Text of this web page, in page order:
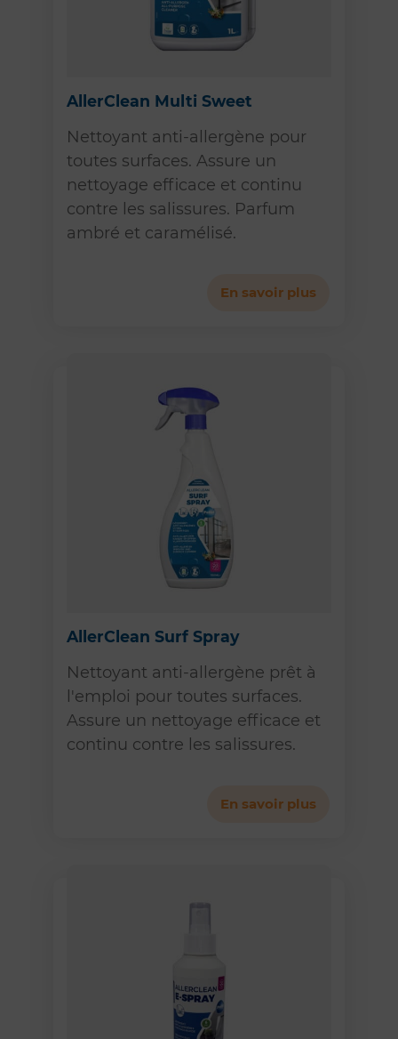
AllerClean Multi Sweet
Nettoyant anti-allergène pour
toutes surfaces. Assure un
nettoyage efficace et continu
contre les salissures. Parfum
ambré et caramélisé.
En savoir plus
AllerClean Surf Spray
Nettoyant anti-allergène prêt à
l'emploi pour toutes surfaces.
Assure un nettoyage efficace et
continu contre les salissures.
En savoir plus